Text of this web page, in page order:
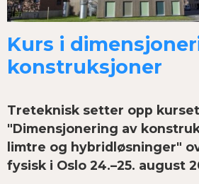
Kurs i
konstruksjoner
Treteknisk setter opp kurset
"Dimensjonering av
limtre og hybridløsninger"
fysisk i Oslo 24.–25. august